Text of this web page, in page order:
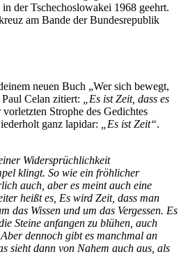
der Tschechoslowakei 1968 geehrt.
am Bande der Bundesrepublik
neuen Buch „Wer sich bewegt,
Celan zitiert:
„Es ist Zeit, dass es
Strophe des Gedichtes
ganz lapidar:
„Es ist Zeit“.
Widersprüchlichkeit
klingt. So wie ein fröhlicher
auch, aber es meint auch eine
heißt es, Es wird Zeit, dass man
das Wissen und um das Vergessen. Es
Steine anfangen zu blühen, auch
dennoch gibt es manchmal an
sieht dann von Nahem auch aus, als